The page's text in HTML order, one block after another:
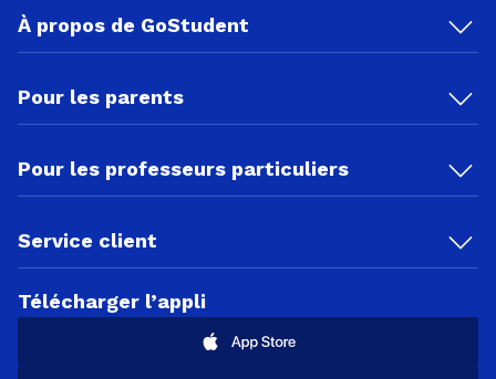
À propos de GoStudent
Pour les parents
Pour les professeurs particuliers
Service client
Télécharger l’appli